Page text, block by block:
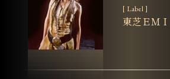
[ Label ]
東芝ＥＭＩ